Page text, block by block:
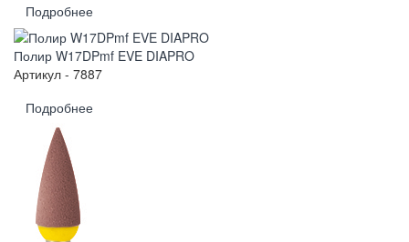
Подробнее
Полир W17DPmf EVE DIAPRO
Артикул - 7887
Подробнее